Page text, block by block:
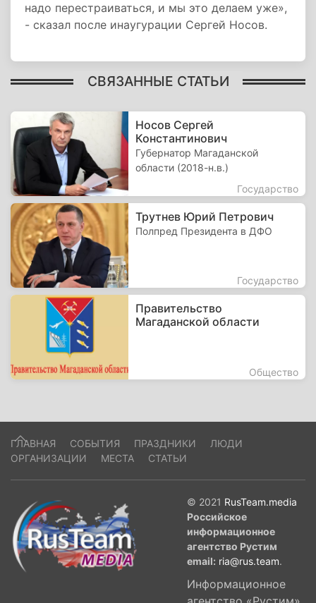
надо перестраиваться, и мы это делаем уже»,
- сказал после инаугурации Сергей Носов.
СВЯЗАННЫЕ СТАТЬИ
Носов Сергей
Константинович
Губернатор Магаданской
области (2018-н.в.)
Государство
Трутнев Юрий Петрович
Полпред Президента в ДФО
Государство
Правительство
Магаданской области
Общество
ГЛАВНАЯ СОБЫТИЯ ПРАЗДНИКИ
ЛЮДИ
ОРГАНИЗАЦИИ
МЕСТА СТАТЬИ
© 2021 RusTeam.media
Российское
информационное
агентство Рустим
email: ria@rus.team.
Информационное